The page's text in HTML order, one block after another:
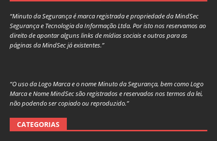
“Minuto da Segurança é marca registrada e propriedade da MindSec
Segurança e Tecnologia da Informação Ltda. Por isto nos reservamos ao
direito de apontar alguns links de mídias sociais e outros para as
páginas da MindSec já existentes.”
“O uso da Logo Marca e o nome Minuto da Segurança, bem como Logo
Marca e Nome MindSec são registrados e reservados nos termos da lei,
não podendo ser copiado ou reproduzido.”
CATEGORIAS